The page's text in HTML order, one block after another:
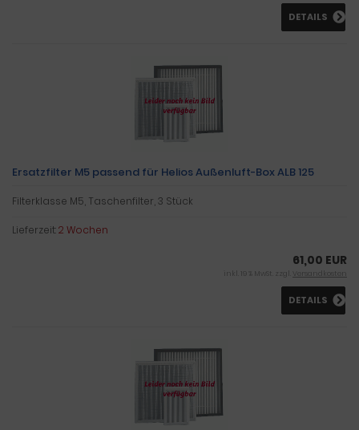
DETAILS
Ersatzfilter M5 passend für Helios Außenluft-Box ALB 125
Filterklasse M5, Taschenfilter, 3 Stück
Lieferzeit:2 Wochen
61,00 EUR
inkl. 19 % MwSt. zzgl. Versandkosten
DETAILS